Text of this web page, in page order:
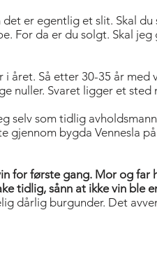
er egentlig et slit. Skal
For da er du solgt. Skal
i året. Så etter 30-35 år
nuller. Svaret ligger et sted
selv som tidlig
gjennom bygda Vennesla
for første gang. Mor og
tidlig, sånn at ikke vin ble
dårlig burgunder. Det